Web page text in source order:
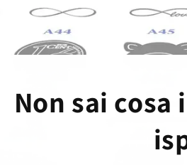
Non sai